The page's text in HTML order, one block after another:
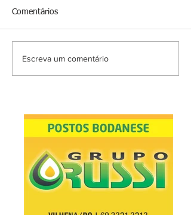
Comentários
Escreva um comentário